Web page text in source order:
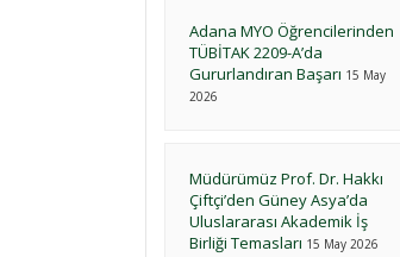
Adana MYO Öğrencilerinden
TÜBİTAK 2209-A’da
Gururlandıran Başarı 15 May
2026
Müdürümüz Prof. Dr. Hakkı
Çiftçi’den Güney Asya’da
Uluslararası Akademik İş
Birliği Temasları 15 May 2026